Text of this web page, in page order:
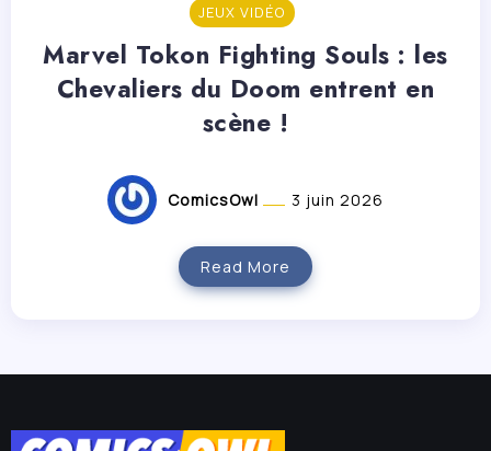
JEUX VIDÉO
Marvel Tokon Fighting Souls : les
Chevaliers du Doom entrent en
scène !
ComicsOwl 3 juin 2026
Read More